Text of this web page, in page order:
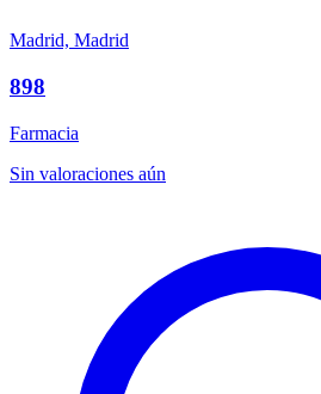
Madrid, Madrid
898
Farmacia
Sin valoraciones aún